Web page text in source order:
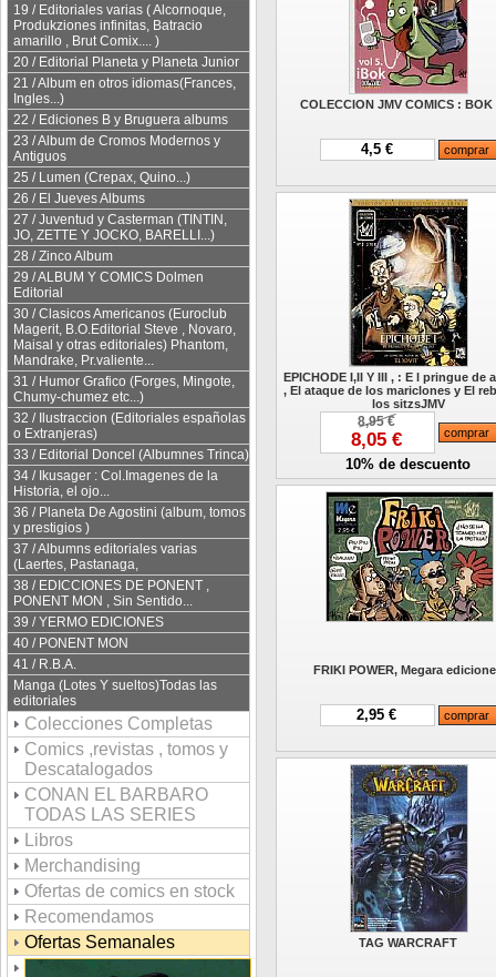
19 / Editoriales varias ( Alcornoque,
Produkziones infinitas, Batracio
amarillo , Brut Comix.... )
20 / Editorial Planeta y Planeta Junior
21 / Album en otros idiomas(Frances,
Ingles...)
22 / Ediciones B y Bruguera albums
23 / Album de Cromos Modernos y
Antiguos
25 / Lumen (Crepax, Quino...)
26 / El Jueves Albums
27 / Juventud y Casterman (TINTIN,
JO, ZETTE Y JOCKO, BARELLI...)
28 / Zinco Album
29 / ALBUM Y COMICS Dolmen
Editorial
30 / Clasicos Americanos (Euroclub
Magerit, B.O.Editorial Steve , Novaro,
Maisal y otras editoriales) Phantom,
Mandrake, Pr.valiente...
31 / Humor Grafico (Forges, Mingote,
Chumy-chumez etc...)
32 / Ilustraccion (Editoriales españolas
o Extranjeras)
33 / Editorial Doncel (Albumnes Trinca)
34 / Ikusager : Col.Imagenes de la
Historia, el ojo...
36 / Planeta De Agostini (album, tomos
y prestigios )
37 / Albumns editoriales varias
(Laertes, Pastanaga,
38 / EDICCIONES DE PONENT ,
PONENT MON , Sin Sentido...
39 / YERMO EDICIONES
40 / PONENT MON
41 / R.B.A.
Manga (Lotes Y sueltos)Todas las
editoriales
Colecciones Completas
Comics ,revistas , tomos y
Descatalogados
CONAN EL BARBARO
TODAS LAS SERIES
Libros
Merchandising
Ofertas de comics en stock
Recomendamos
Ofertas Semanales
COLECCION JMV COMICS : BOK
4,5 €
EPICHODE I,II Y III , : E l pringue de
, El ataque de los mariclones y El
los sitzsJMV
8,95 €
8,05 €
10% de descuento
FRIKI POWER, Megara
2,95 €
TAG WARCRAFT